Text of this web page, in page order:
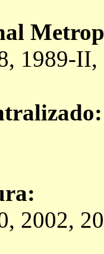
1989-
2002,